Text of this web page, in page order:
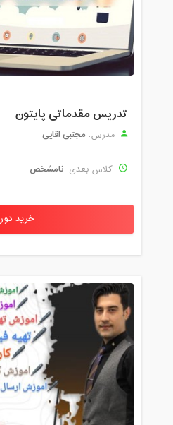
تدریس مقدماتی پایتون
مدرس: مجتبی اقایی
کلاس بعدی: نامشخص
خرید